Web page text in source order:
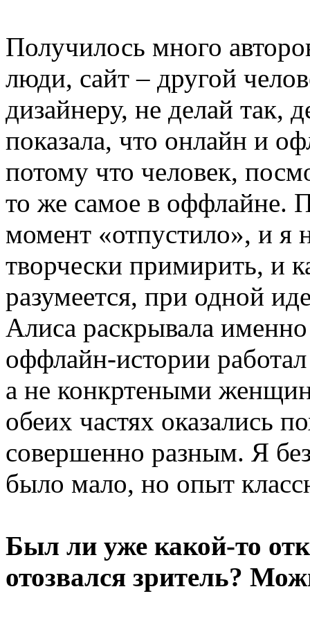
Получилось много
люди, сайт – другой
дизайнеру, не делай так,
показала, что онлайн и
потому что человек,
то же самое в оффлайне.
момент «отпустило», и я
творчески примирить, и
разумеется, при одной
Алиса раскрывала
оффлайн-истории
а не конкртеными
обеих частях оказались
совершенно разным. Я
было мало, но опыт
Был ли уже какой-то
отозвался зритель?